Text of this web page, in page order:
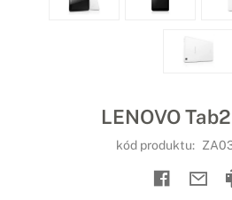
LENOVO
kód produktu: